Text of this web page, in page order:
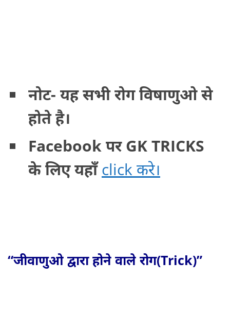
नोट- यह सभी रोग विषाणुओ से
होते है।
Facebook पर GK TRICKS
के लिए यहाँ click करे।
“जीवाणुओ द्वारा होने वाले रोग(Trick)”